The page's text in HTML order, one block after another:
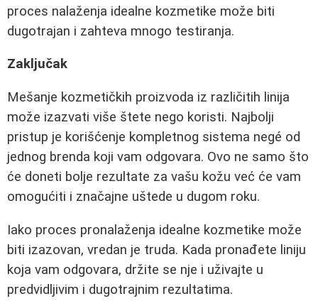
proces nalaženja idealne kozmetike može biti
dugotrajan i zahteva mnogo testiranja.
Zaključak
Mešanje kozmetičkih proizvoda iz različitih linija
može izazvati više štete nego koristi. Najbolji
pristup je korišćenje kompletnog sistema negé od
jednog brenda koji vam odgovara. Ovo ne samo što
će doneti bolje rezultate za vašu kožu već će vam
omogućiti i značajne uštede u dugom roku.
Iako proces pronalaženja idealne kozmetike može
biti izazovan, vredan je truda. Kada pronađete liniju
koja vam odgovara, držite se nje i uživajte u
predvidljivim i dugotrajnim rezultatima.